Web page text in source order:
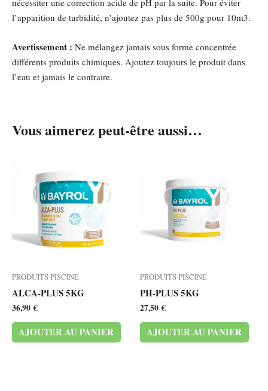
l’apparition de turbidité, n’ajoutez pas plus de 500g pour 10m3.
Avertissement : Ne mélangez jamais sous forme concentrée
différents produits chimiques. Ajoutez toujours le produit dans
l’eau et jamais le contraire.
Vous aimerez peut-être aussi…
PRODUITS PISCINE
ALCA-PLUS 5KG
36,90€
AJOUTER AU PANIER
PRODUITS PISCINE
PH-PLUS 5KG
27,50€
AJOUTER AU PANIER